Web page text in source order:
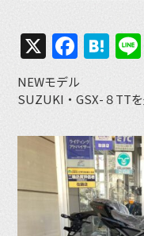
X
NEWモデル
SUZUKI・GSX-８TT